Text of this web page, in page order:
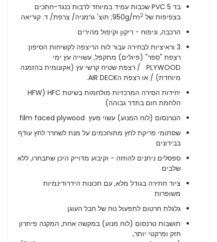
בד PVC 5 שכבות עמיד במיוחד לרבות כנגד-חתכים
בצפיפות של 950g/m 2
; תוצ' גרמניה/ צרפת/ ד. קוריאה
הרכבה, וניפוח - ריקון וקיפול מהירים
3 וראיציות לבחירה עבור לוח הריצפה לקשיחות הסיפון:
רצפת "ספר" (פיולים) מתקפל, עשוייה עץ ימי
PLYWOOD / רצפת שטיח קרשי עץ (אקונומית בהזמנה
מיוחדת) / או רצפת הAIR DECK.
יחידות הסירה המרכזיות מולחמות בשיטת HFC (HFW
הלחמת חום בתדר גבוהה)
הטרנסום (לוח המנוע) עשוי מעץ film faced plywood
שסתומי פריקת לחץ מתוחכמים על מנת לשחרר לחץ עודף
בבידונים
ספסלים ניתנים להוזזה - וקיבוע מדוייק היכן שתבחרו, ללא
שלבים
ציוד חתירה בגודל מלא, עם תכונות הידרודינמיות
משופרות
גלגלת חרטום לתפעול נוח של חבל העוגן
תושבות טרנסום (לוח מנוע) במקשה אחת, המקנה פיתרון
חזק ופרקטי יותר,